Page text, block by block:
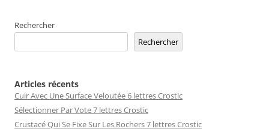
Rechercher
Rechercher
Articles récents
Cuir Avec Une Surface Veloutée 6 lettres Crostic
Sélectionner Par Vote 7 lettres Crostic
Crustacé Qui Se Fixe Sur Les Rochers 7 lettres Crostic